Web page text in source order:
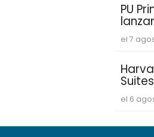
PU
el 7
el 6